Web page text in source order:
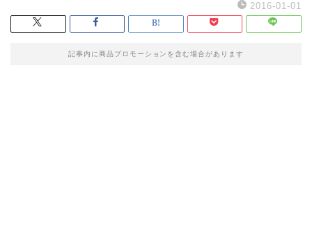
2016-01-01
記事内に商品プロモーションを含む場合があります